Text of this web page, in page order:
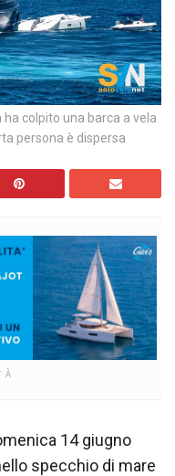
colpito una barca a vela
persona è dispersa
14 giugno
specchio di mare